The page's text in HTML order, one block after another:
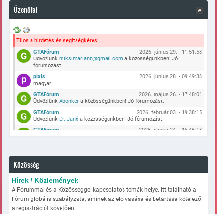
Üzenőfal
Tilos a hirdetés és segítségkérés!
GTAFórum
2026. június 29. - 11:51:58
Üdvözlünk miksimariann@gmail.com a közösségünkben! Jó
fórumozást.
pixis
2026. június 28. - 09:49:38
magyar
GTAFórum
2026. május 26. - 17:48:01
Üdvözlünk Abonkera közösségünkben! Jó fórumozást.
GTAFórum
2026. február 03. - 19:38:15
Üdvözlünk Dr. Janóa közösségünkben! Jó fórumozást.
GTAFórum
2026. január 24. - 15:46:18
ÜdvözlünkSzekeresMarcia közösségünkben! Jó fórumozást.
GTAFórum
ÜdvözlünkPeti786a közösségünkben! Jó fórumozást.
GTAFórum
Üdvözlünkfrici0822a közösségünkben! Jó fórumozást.
GTAFórum
2025. augusztus 07. - 10:07:38
Üdvözlünkkristof45
Közösség
Hírek / Közlemények
A Fórummal és a Közösséggel kapcsolatos témák helye. Itt található a
Fórum globális szabályzata, aminek az elolvasása és betartása kötelező
a regisztrációt követően.